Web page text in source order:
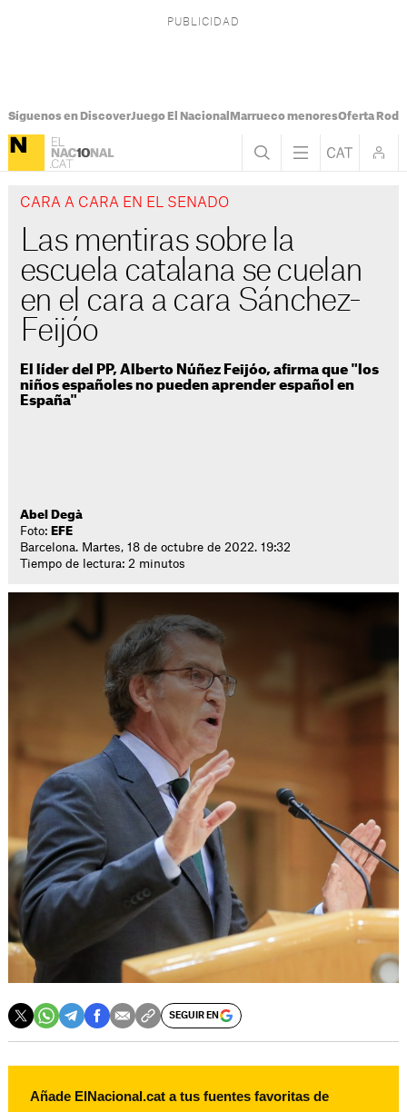
Síguenos en DiscoverJuego El Nacional Marrueco menoresOferta
CARA A CARA EN EL SENADO
Las mentiras sobre la
escuela catalana se cuelan
en el cara a cara Sánchez-
Feijóo
El líder del PP, Alberto Núñez Feijóo, afirma que "los
niños españoles no pueden aprender español en
España"
Abel Degà
Foto: EFE
Barcelona. Martes, 18 de octubre de 2022. 19:32
Tiempo de lectura: 2 minutos
SEGUIR EN
Añade ElNacional.cat a tus fuentes favoritas de